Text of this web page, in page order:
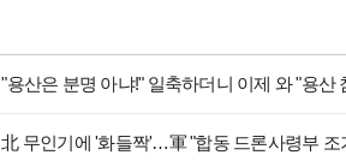
"용산은 분명 아냐!" 일축하더니 이제 와 "용산
北 무인기에 '화들짝'…軍 "합동 드론사령부 조